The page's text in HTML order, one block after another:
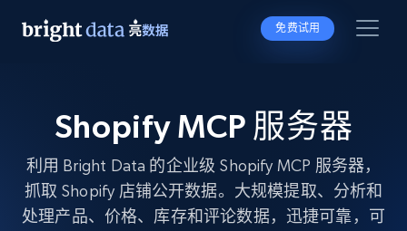
免费试用
Shopify MCP 服务器
利用 Bright Data 的企业级 Shopify MCP 服务器，
抓取 Shopify 店铺公开数据。大规模提取、分析和
处理产品、价格、库存和评论数据，迅捷可靠，可